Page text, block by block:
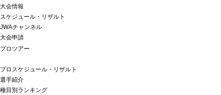
大会情報
スケジュール・リザルト
JWAチャンネル
大会申請
プロツアー
プロスケジュール・リザルト
選手紹介
種目別ランキング